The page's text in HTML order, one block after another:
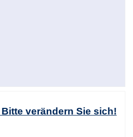
verändern Sie sich!